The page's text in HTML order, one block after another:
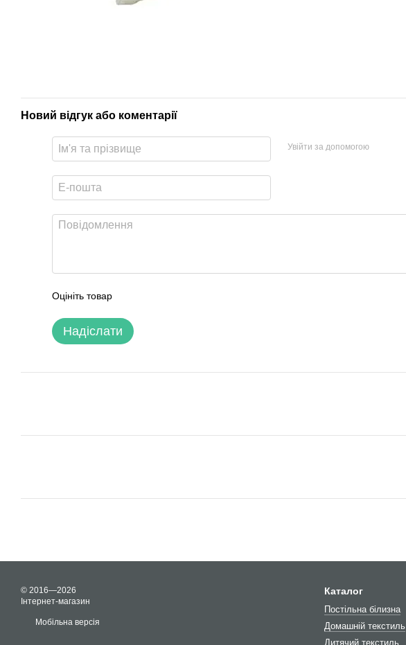
Новий відгук або коментарії
Увійти за допомогою
Оцініть товар
Надіслати
© 2016—2026
Інтернет-магазин
Мобільна версія
Каталог
Постільна білизна
Домашній текстиль
Дитячий текстиль